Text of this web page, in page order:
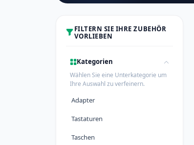
FILTERN SIE IHRE ZUBEHÖR
VORLIEBEN
Kategorien
Wählen Sie eine Unterkategorie um
Ihre Auswahl zu verfeinern.
Adapter
Tastaturen
Taschen